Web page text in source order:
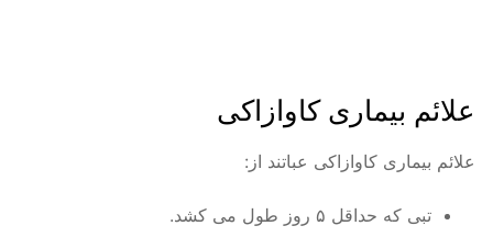
علائم بیماری کاوازاکی
علائم بیماری کاوازاکی عباتند از:
تبی که حداقل ۵ روز طول می کشد.